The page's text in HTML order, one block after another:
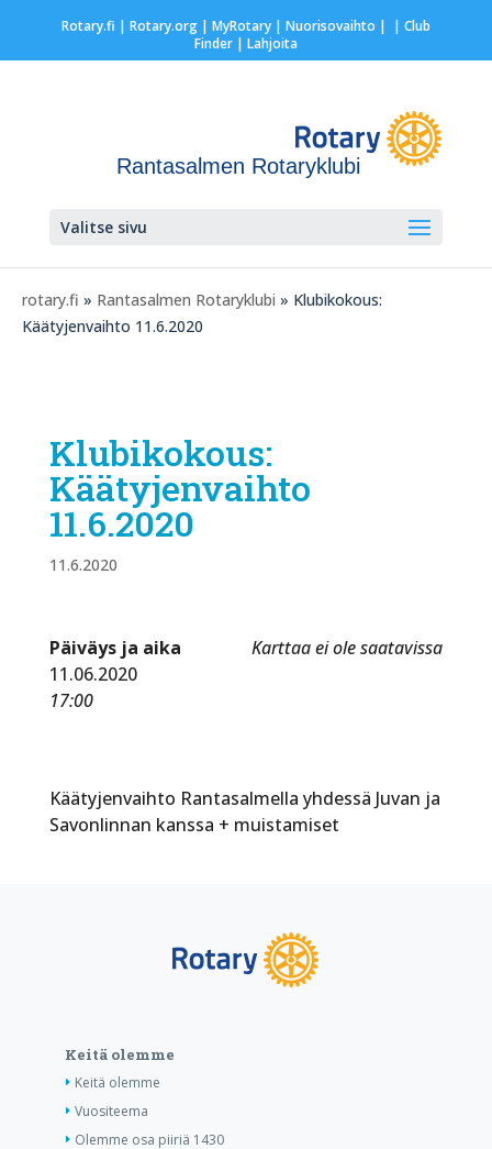
Rotary.fi | Rotary.org| MyRotary | Nuorisovaihto | | Club
Finder| Lahjoita
Rantasalmen Rotaryklubi
Valitse sivu
rotary.fi » Rantasalmen Rotaryklubi » Klubikokous:
Käätyjenvaihto 11.6.2020
Klubikokous:
Käätyjenvaihto
11.6.2020
11.6.2020
Karttaa ei ole saatavissa
Päiväys ja aika
11.06.2020
17:00
Käätyjenvaihto Rantasalmella yhdessä Juvan ja
Savonlinnan kanssa + muistamiset
Keitä olemme
Keitä olemme
Vuositeema
Olemme osa piiriä 1430